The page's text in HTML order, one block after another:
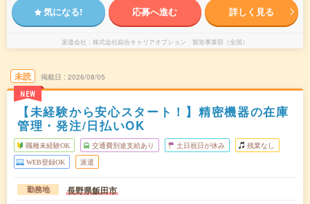
気になる! 応募へ進む 詳しく見る
派遣会社 株式会社綜合キャリアオプション 製造事業部（全国）
未読
NEW
掲載日 2026/08/05
【未経験から安心スタート！】精密機器の在庫
管理・発注/日払いOK
職種未経験OK 交通費別途支給あり 土日祝日が休み 残業なし
WEB登録OK 派遣
勤務地 長野県飯田市